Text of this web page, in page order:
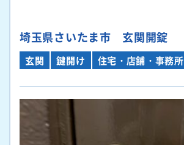
埼玉県さいたま市 玄関開錠
玄関 鍵開け 住宅・店舗・事務所